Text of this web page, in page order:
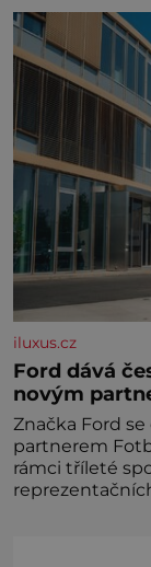
iluxus.cz
Ford dává
novým
Značka Ford
partnerem
rámci tříleté